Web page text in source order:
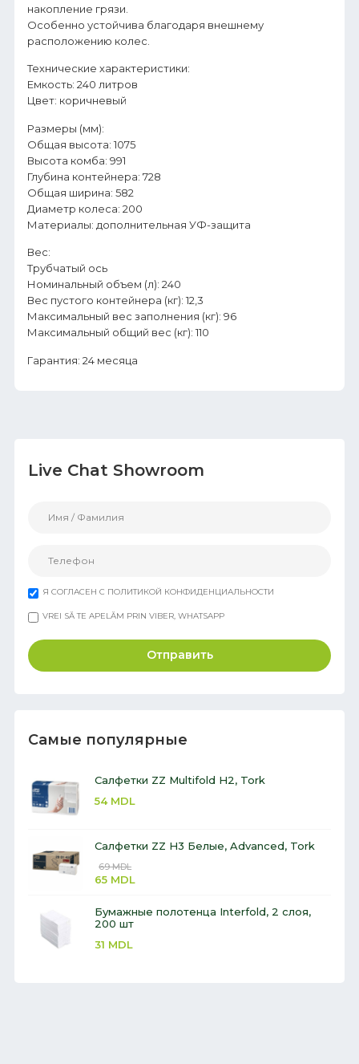
Live Chat Showroom
Я СОГЛАСЕН С ПОЛИТИКОЙ КОНФИДЕНЦИАЛЬНОСТИ
VREI SĂ TE APELĂM PRIN VIBER, WHATSAPP
Отправить
Самые популярные
Салфетки ZZ Multifold H2, Tork
54 MDL
Салфетки ZZ H3 Белые, Advanced, Tork
69MDL
65 MDL
Бумажные полотенца Interfold, 2 слоя,
200 шт
31 MDL
накопление грязи.
Особенно устойчива благодаря внешнему
расположению колес.
Технические характеристики:
Емкость: 240 литров
Цвет: коричневый
Размеры (мм):
Общая высота: 1075
Высота комба: 991
Глубина контейнера: 728
Общая ширина: 582
Диаметр колеса: 200
Материалы: дополнительная УФ-защита
Вес:
Трубчатый ось
Номинальный объем (л): 240
Вес пустого контейнера (кг): 12,3
Максимальный вес заполнения (кг): 96
Максимальный общий вес (кг): 110
Гарантия: 24 месяца